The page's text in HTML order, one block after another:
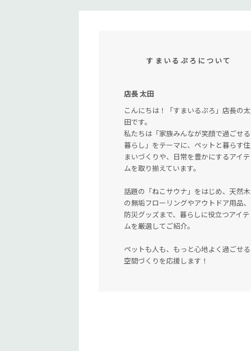
すまいるぷろについて
店長 太田
こんにちは！「すまいるぷろ」店長の太
田です。
私たちは「家族みんなが笑顔で過ごせる
暮らし」をテーマに、ペットと暮らす住
まいづくりや、日常を豊かにするアイテ
ムを取り揃えています。
話題の「ねこサウナ」をはじめ、天然木
の無垢フローリングやアウトドア用品、
防災グッズまで、暮らしに役立つアイテ
ムを厳選してご紹介。
ペットも人も、もっと心地よく過ごせる
空間づくりを応援します！